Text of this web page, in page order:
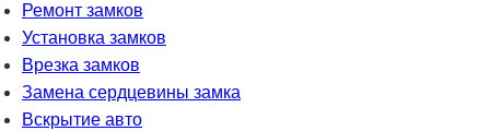
Ремонт замков
Установка замков
Врезка замков
Замена сердцевины замка
Вскрытие авто